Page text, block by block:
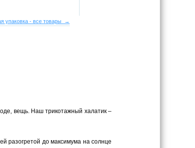
упаковка - все товары →
вещь. Наш трикотажный халатик –
разогретой до максимума на солнце